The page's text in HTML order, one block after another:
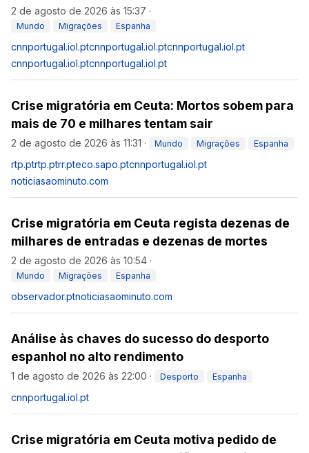
2 de agosto de 2026 às 15:37 ·
Mundo Migrações Espanha
cnnportugal.iol.ptcnnportugal.iol.ptcnnportugal.iol.pt
cnnportugal.iol.ptcnnportugal.iol.pt
Crise migratória em Ceuta: Mortos sobem para
mais de 70 e milhares tentam sair
2 de agosto de 2026 às 11:31 · Mundo Migrações Espanha
rtp.ptrtp.ptrr.pteco.sapo.ptcnnportugal.iol.pt
noticiasaominuto.com
Crise migratória em Ceuta regista dezenas de
milhares de entradas e dezenas de mortes
2 de agosto de 2026 às 10:54 ·
Mundo Migrações Espanha
observador.ptnoticiasaominuto.com
Análise às chaves do sucesso do desporto
espanhol no alto rendimento
1 de agosto de 2026 às 22:00 · Desporto Espanha
cnnportugal.iol.pt
Crise migratória em Ceuta motiva pedido de